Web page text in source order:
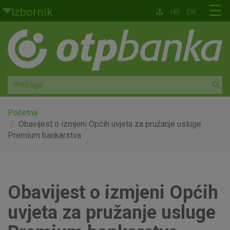
Skoči na glavni sadržaj
Izbornik
Građani
Privatno bankarstvo
Agro
Mala poduzeća i obrtnici
Srednja i velika poduzeća
Faktoring
O nama
☰
HR EN
Početna
Obavijest o izmjeni Općih uvjeta za pružanje usluge
Premium bankarstva
Obavijest o izmjeni Općih
uvjeta za pružanje usluge